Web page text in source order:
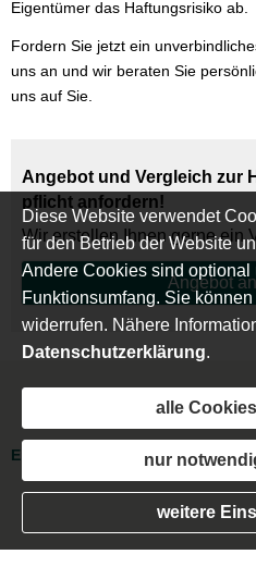
Eigentümer das Haftungsrisiko ab.
Fordern Sie jetzt ein
uns an und wir beraten Sie
uns auf Sie.
Angebot und Vergleich zur
pflicht anfordern!
Wir erstellen Ihnen gerne ein
An­ge­bot
Rechtliche
Erstinformation Beschwerden·
Diese Website verwendet
für den Betrieb der Website
Andere Cookies sind optional
Funktionsumfang. Sie
widerrufen. Nähere
Datenschutzerklärung.
alle
nur
weitere